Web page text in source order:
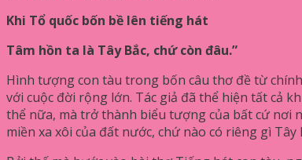
Khi Tổ quốc bốn bề lên tiếng hát
Tâm hồn ta là Tây Bắc, chứ còn đâu.”
Hình tượng con tàu trong bốn câu thơ đề từ
với cuộc đời rộng lớn. Tác giả đã thể hiện tất cả
thể nữa, mà trở thành biểu tượng của bất cứ nơi
miền xa xôi của đất nước, chứ nào có riêng gì Tây